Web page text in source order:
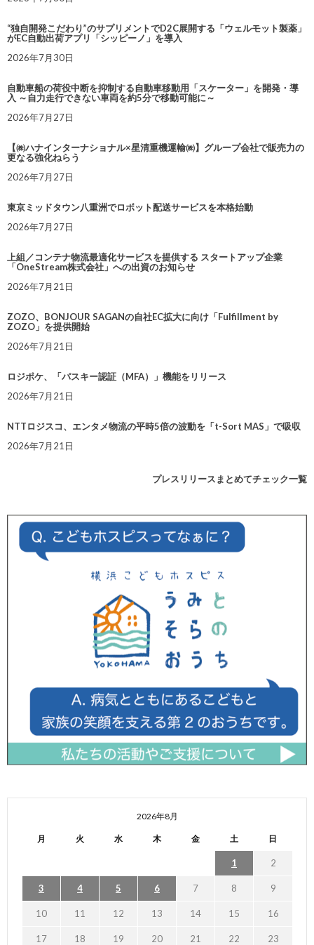
“独自開発こだわり”のサプリメントでD2C展開する「ウェルモット製薬」
がEC自動出荷アプリ「シッピーノ」を導入
2026年7月30日
自動車船の荷役中断を抑制する自動車移動用「スケーター」を開発・導
入 ～自力走行できない車両を約5分で移動可能に～
2026年7月27日
【㈱ハナインターナショナル×星清重機運輸㈱】グループ会社で販売力の
更なる強化ねらう
2026年7月27日
東京ミッドタウン八重洲でロボット配送サービスを本格始動
2026年7月27日
上組／コンテナ物流最適化サービスを提供する スタートアップ企業
「OneStream株式会社」への出資のお知らせ
2026年7月21日
ZOZO、BONJOUR SAGANの自社EC拡大に向け「Fulfillment by
ZOZO」を提供開始
2026年7月21日
ロジポケ、「パスキー認証（MFA）」機能をリリース
2026年7月21日
NTTロジスコ、エンタメ物流の平時5倍の波動を「t-Sort MAS」で吸収
2026年7月21日
プレスリリースまとめてチェック一覧
2026年8月
月 火 水 木 金 土 日
1 2
3 4 5 6 7 8 9
10 11 12 13 14 15 16
17 18 19 20 21 22 23